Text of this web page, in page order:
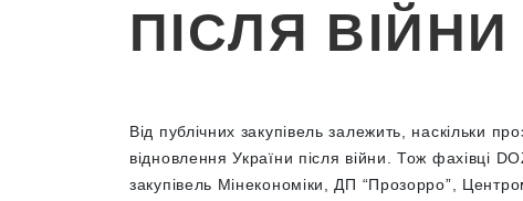
ПІСЛЯ ВІЙНИ
Від публічних закупівель залежить, наскільки
відновлення України після війни. Тож фахівці
закупівель Мінекономіки, ДП “Прозорро”,